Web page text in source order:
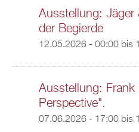
Ausstellung: Jäger
der Begierde
12.05.2026 - 00:00bis
Ausstellung: Frank
Perspective".
07.06.2026 - 17:00bis